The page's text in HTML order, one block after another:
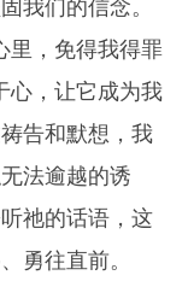
我们的信念。
里，免得我得罪
心，让它成为我
告和默想，我
法逾越的诱
祂的话语，这
勇往直前。